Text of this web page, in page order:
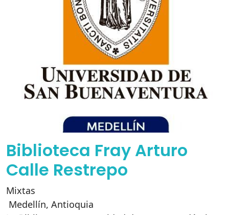
Biblioteca Fray Arturo
Calle Restrepo
Mixtas
Medellín, Antioquia